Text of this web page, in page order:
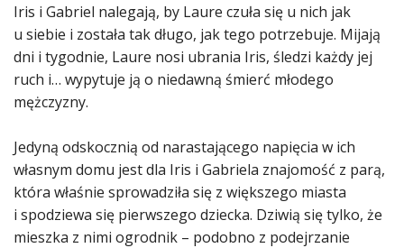
Iris i Gabriel nalegają, by Laure czuła się u nich jak
u siebie i została tak długo, jak tego potrzebuje. Mijają
dni i tygodnie, Laure nosi ubrania Iris, śledzi każdy jej
ruch i… wypytuje ją o niedawną śmierć młodego
mężczyzny.
Jedyną odskocznią od narastającego napięcia w ich
własnym domu jest dla Iris i Gabriela znajomość z parą,
która właśnie sprowadziła się z większego miasta
i spodziewa się pierwszego dziecka. Dziwią się tylko, że
mieszka z nimi ogrodnik – podobno z podejrzanie